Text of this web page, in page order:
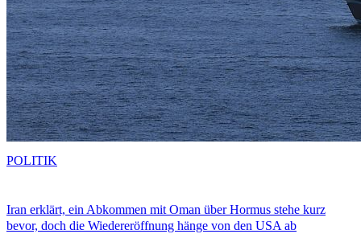
Iran erklärt, ein Abkommen mit Oman über Hormus stehe kurz
bevor, doch die Wiedereröffnung hänge von den USA ab
POLITIK